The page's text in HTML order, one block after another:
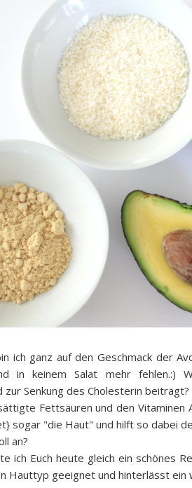
ich ganz auf den Geschmack der
in keinem Salat mehr fehlen.:)
zur Senkung des Cholesterin beiträgt?
Fettsäuren und den
sogar "die Haut" und hilft so dabei
an?
ich Euch heute gleich ein schönes
Hauttyp geeignet und hinterlässt ein